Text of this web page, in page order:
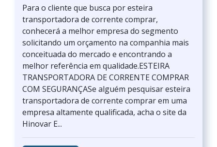
Para o cliente que busca por esteira
transportadora de corrente comprar,
conhecerá a melhor empresa do segmento
solicitando um orçamento na companhia mais
conceituada do mercado e encontrando a
melhor referência em qualidade.ESTEIRA
TRANSPORTADORA DE CORRENTE COMPRAR
COM SEGURANÇASe alguém pesquisar esteira
transportadora de corrente comprar em uma
empresa altamente qualificada, acha o site da
Hinovar E...